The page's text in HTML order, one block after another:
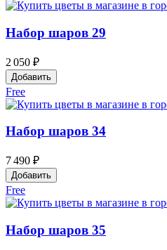
Набор шаров 29
2 050 ₽
Добавить
Free
Набор шаров 34
7 490 ₽
Добавить
Free
Набор шаров 35